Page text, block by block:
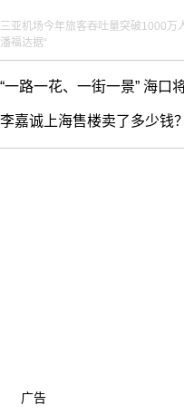
三亚机场今年旅客吞吐量突破1000万
潘福达据“
广告